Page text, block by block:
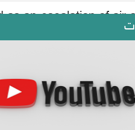
an escalation of
coalition
aggression